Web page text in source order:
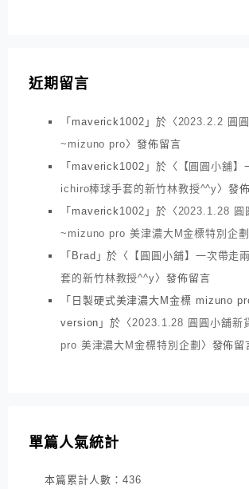
近期留言
「 maverick1002 」於〈2023.2.2 圓
~mizuno pro〉發佈留言
「 maverick1002 」於〈
【圓圓小舖
ichiro棒球手套的新竹林教授^^y〉發
「 maverick1002 」於〈2023.1.28 圓
~mizuno pro 美津濃大M金標特別企劃
「 Brad 」於〈
【圓圓小舖】一次帶走
套的新竹林教授^^y〉發佈留言
「 日製硬式美津濃大M金標 mizuno
version 」於〈2023.1.28 圓圓小舖新
pro 美津濃大M金標特別企劃 〉發佈留
單篇人氣統計
本篇累計人數： 436